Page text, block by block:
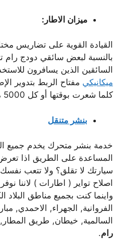
ميزان الاطار:
القيادة القوية على تضاريس
بالنسبة لبعض سائقي دودج رام
السائقين الذين يسافرون
ميكانيكي مفتاح الربط بتدوير
كلما شعرت بوقتها أو كل 5000 ميل.
بنشر متنقل
خدمة بنشر متحرك يخدم جميع
المساعدة على الطريق اذا
سيارتك لا تقلق؟ ولا تتعب
اصلاح تواير ( اطارات ) لاننا
واينما كنت بجميع مناطق
الفروانية, الجهراء, الاحمدي,
السالمية, خيطان, طريق
رام.